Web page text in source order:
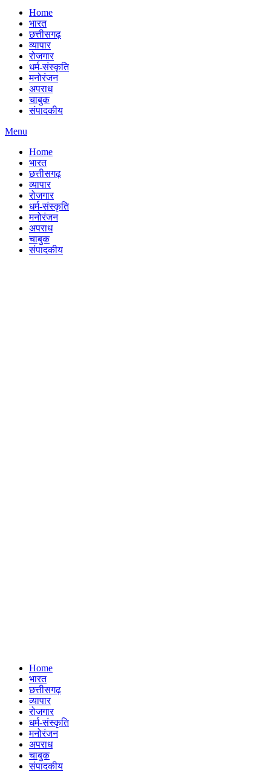
Home
भारत
छत्तीसगढ़
व्यापार
रोजगार
धर्म-संस्कृति
मनोरंजन
अपराध
चाबुक
संपादकीय
Menu
Home
भारत
छत्तीसगढ़
व्यापार
रोजगार
धर्म-संस्कृति
मनोरंजन
अपराध
चाबुक
संपादकीय
Home
भारत
छत्तीसगढ़
व्यापार
रोजगार
धर्म-संस्कृति
मनोरंजन
अपराध
चाबुक
संपादकीय